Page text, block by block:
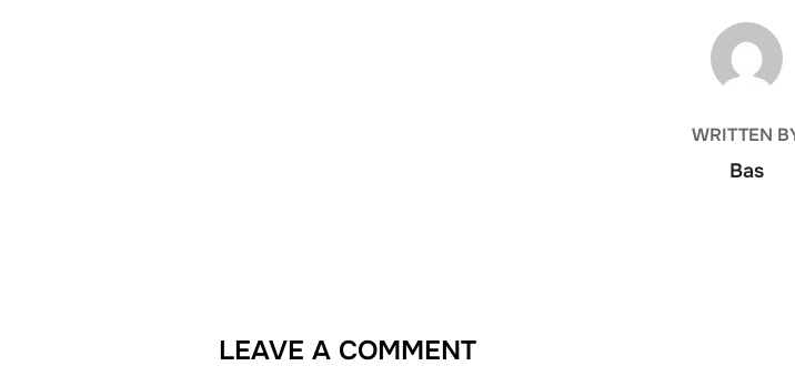
POST
WRITTEN
Bas
LEAVE A COMMENT